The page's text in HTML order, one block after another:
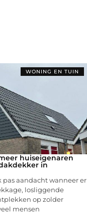
WONING EN TUIN
huiseigenaren
in
pas aandacht wanneer er
losliggende
op zolder
mensen